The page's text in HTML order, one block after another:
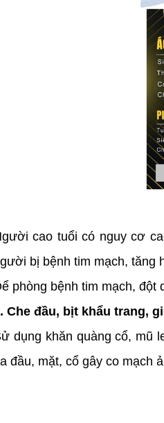
cao tuổi có nguy cơ
bị bệnh tim mạch, tăng
phòng bệnh tim mạch, đột
Che đầu, bịt khẩu trang,
dụng khăn quàng cổ, mũ
đầu, mặt, cổ gây co mạch